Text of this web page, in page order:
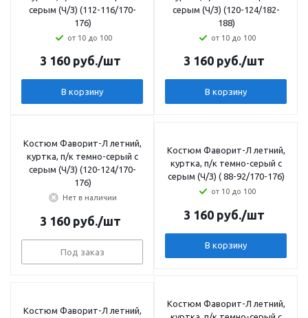
серым (Ч/З) (112-116/170-
176)
от 10 до 100
3 160руб./шт
В корзину
серым (Ч/З) (120-124/182-
188)
от 10 до 100
3 160руб./шт
В корзину
Костюм Фаворит-Л летний,
куртка, п/к темно-серый с
серым (Ч/З) (120-124/170-
176)
Нет в наличии
3 160руб./шт
Под заказ
Костюм Фаворит-Л летний,
куртка, п/к темно-серый с
серым (Ч/З) ( 88-92/170-176)
от 10 до 100
3 160руб./шт
В корзину
Костюм Фаворит-Л летний,
Костюм Фаворит-Л летний,